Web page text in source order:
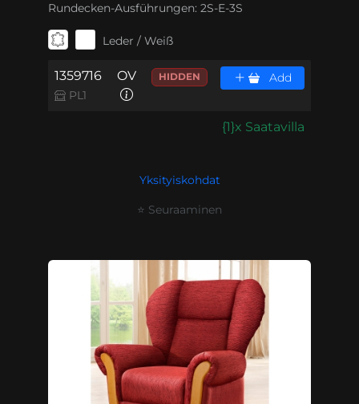
Rundecken-Ausführungen: 2S-E-3S
Leder / Weiß
1359716
PL1
OV HIDDEN Add
{1}x Saatavilla
Yksityiskohdat
⭐ Seuraaminen